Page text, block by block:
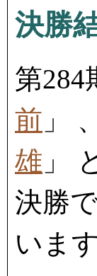
決勝
第284
前 」
雄 」
決勝
います